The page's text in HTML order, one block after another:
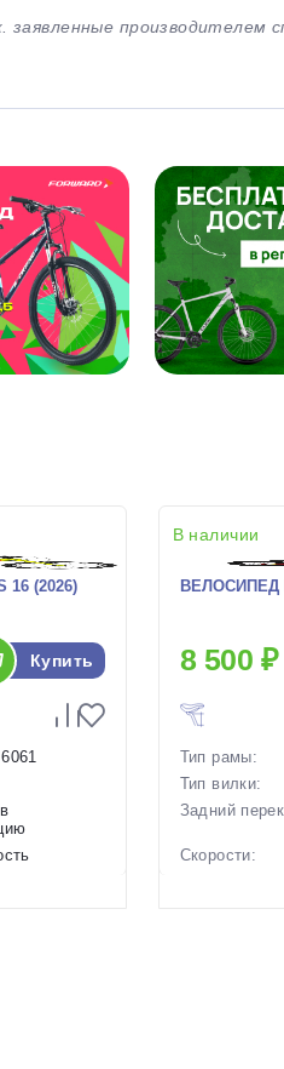
16 (2026)
Купить
В наличии
ВЕЛОСИПЕД
8 500 ₽
Тип рамы:
Тип вилки:
Задний
Скорости: